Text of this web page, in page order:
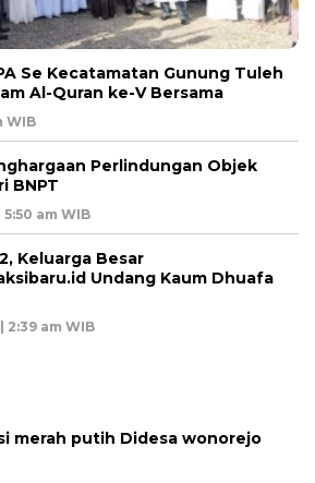
Se Kecatamatan Gunung Tuleh
Al-Quran ke-V Bersama
WIB
Perlindungan Objek
BNPT
am WIB
Keluarga Besar
Undang Kaum Dhuafa
2:39 am WIB
merah putih Didesa wonorejo